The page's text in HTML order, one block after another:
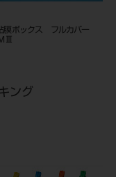
アフィルＡＰ－Ｘ シェードガ
＃９３５
ング